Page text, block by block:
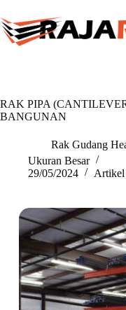
to
content
RAK PIPA
BANGUNAN
Rak Gudang
Ukuran Besar
29/05/2024
Artikel